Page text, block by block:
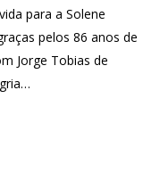
para a Solene
pelos 86 anos de
Jorge Tobias de